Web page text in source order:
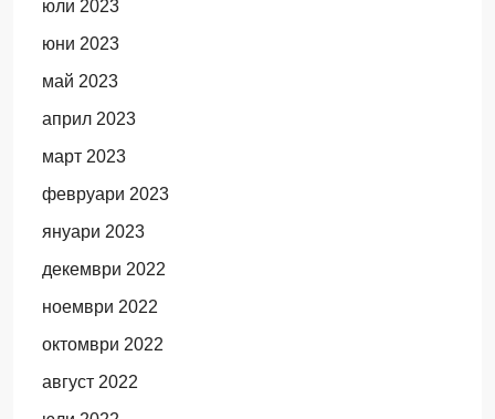
юли 2023
юни 2023
май 2023
април 2023
март 2023
февруари 2023
януари 2023
декември 2022
ноември 2022
октомври 2022
август 2022